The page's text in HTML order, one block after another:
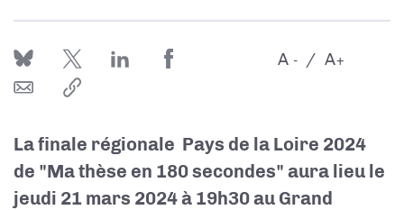
-
A +
A
La finale régionale Pays de la Loire 2024
de "Ma thèse en 180 secondes" aura lieu le
jeudi 21 mars 2024 à 19h30 au Grand